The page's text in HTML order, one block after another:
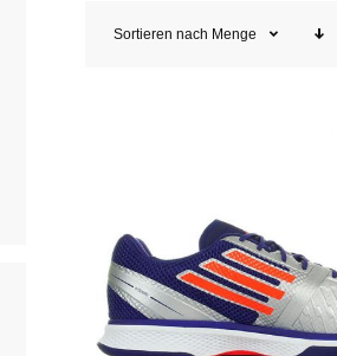
Sortieren nach Menge